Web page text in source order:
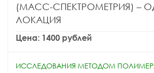
(МАСС-СПЕКТРОМЕТРИЯ) –
ЛОКАЦИЯ
Цена: 1400 рублей
ИССЛЕДОВАНИЯ МЕТОДОМ